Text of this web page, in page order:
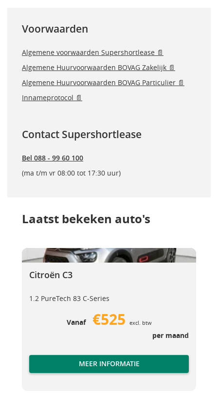
Voorwaarden
Algemene voorwaarden Supershortlease 📄
Algemene Huurvoorwaarden BOVAG Zakelijk 📄
Algemene Huurvoorwaarden BOVAG Particulier 📄
Innameprotocol 📄
Contact Supershortlease
Bel 088 - 99 60 100
(ma t/m vr 08:00 tot 17:30 uur)
Laatst bekeken auto's
Citroën C3
Citroën C3
Citroën C3
1.2 PureTech 83 C-Series
Vanaf €525 excl. btw
per maand
MEER INFORMATIE